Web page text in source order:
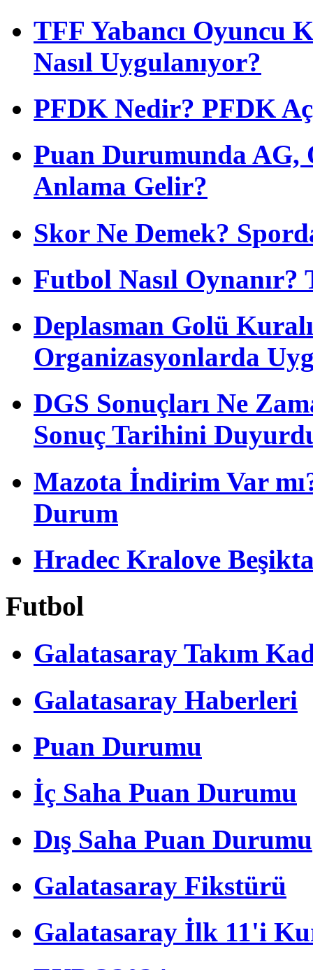
TFF Yabancı Oyuncu
Nasıl Uygulanıyor?
PFDK Nedir? PFDK
Puan Durumunda AG,
Anlama Gelir?
Skor Ne Demek?
Futbol Nasıl
Deplasman Golü
Organizasyonlarda
DGS Sonuçları Ne
Sonuç Tarihini
Mazota İndirim Var
Durum
Hradec Kralove
Futbol
Galatasaray Takım
Galatasaray Haberleri
Puan Durumu
İç Saha Puan Durumu
Dış Saha Puan Durumu
Galatasaray Fikstürü
Galatasaray İlk 11'i